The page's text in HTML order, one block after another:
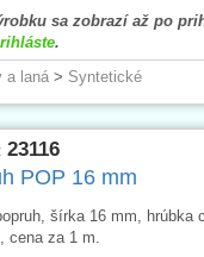
sa zobrazí až po
.
a laná> Syntetické
23116
POP 16 mm
šírka 16 mm, hrúbka
cena za 1 m.